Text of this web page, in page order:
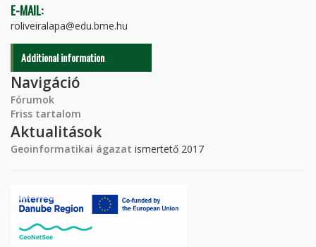
E-MAIL:
roliveiralapa@edu.bme.hu
Additional information
Navigáció
Fórumok
Friss tartalom
Aktualitások
Geoinformatikai ágazat ismertető 2017